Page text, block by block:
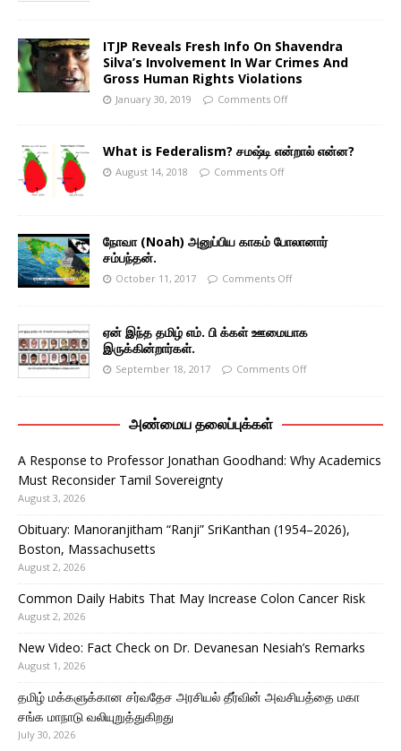
ITJP Reveals Fresh Info On Shavendra
Silva’s Involvement In War Crimes And
Gross Human Rights Violations
January 30, 2019 Comments Off
What is Federalism? சமஷ்டி என்றால் என்ன?
August 14, 2018 Comments Off
நோவா (Noah) அனுப்பிய காகம் போலானார்
சம்பந்தன்.
October 11, 2017 Comments Off
ஏன் இந்த தமிழ் எம். பி க்கள் ஊமையாக
இருக்கின்றார்கள்.
September 18, 2017 Comments Off
அண்மைய தலைப்புக்கள்
A Response to Professor Jonathan Goodhand: Why Academics
Must Reconsider Tamil Sovereignty
August 3, 2026
Obituary: Manoranjitham “Ranji” SriKanthan (1954–2026),
Boston, Massachusetts
August 2, 2026
Common Daily Habits That May Increase Colon Cancer Risk
August 2, 2026
New Video: Fact Check on Dr. Devanesan Nesiah’s Remarks
August 1, 2026
தமிழ் மக்களுக்கான சர்வதேச அரசியல் தீர்வின் அவசியத்தை மகா
சங்க மாநாடு வலியுறுத்துகிறது
July 30, 2026